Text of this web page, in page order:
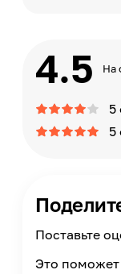
4.5 На
5
5
Поставьте
Это поможет